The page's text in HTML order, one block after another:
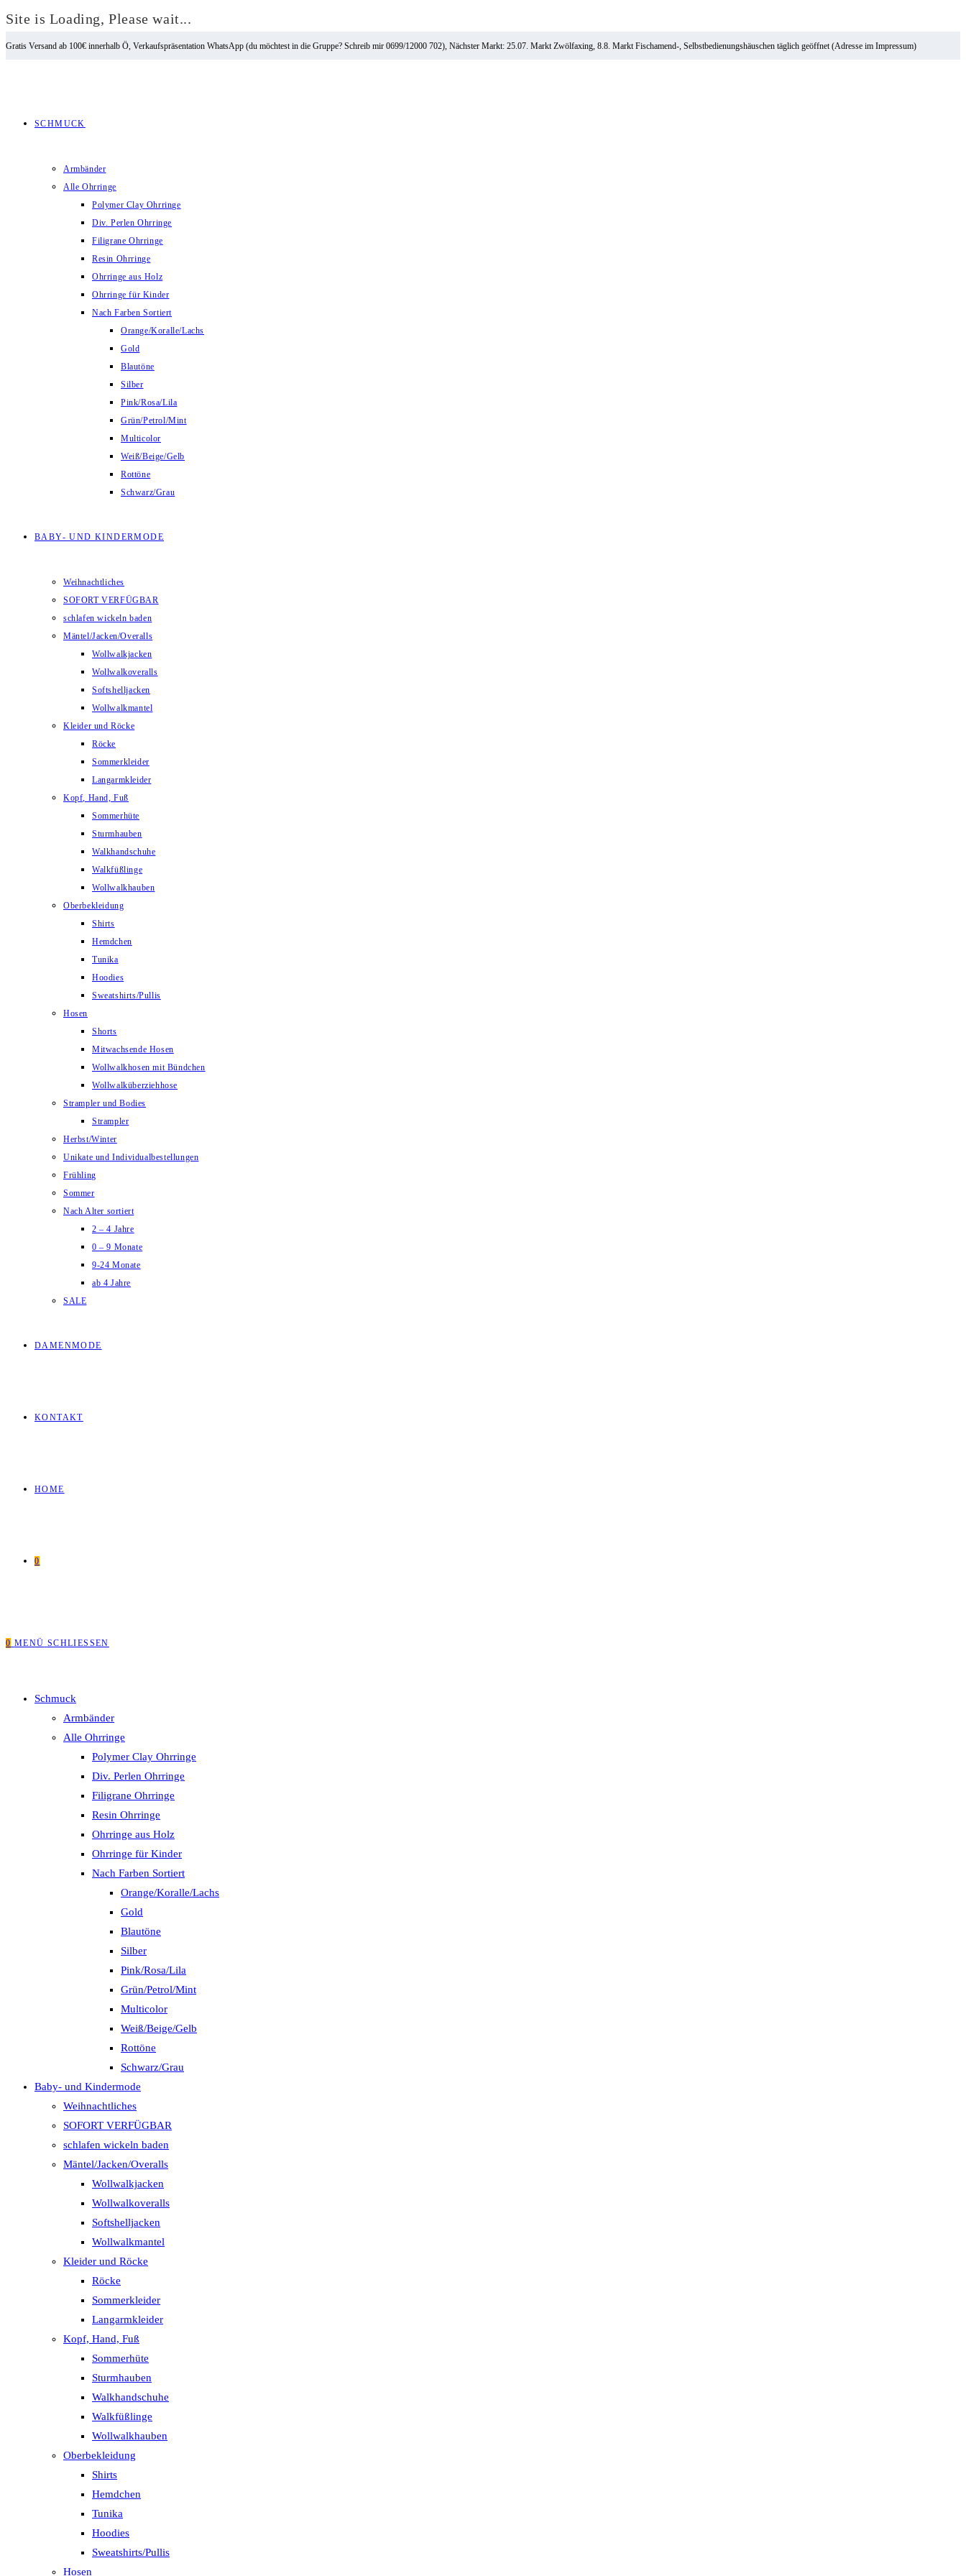
Site is Loading, Please wait...
Zum
Gratis Versand ab 100€ innerhalb Ö, Verkaufspräsentation WhatsApp (du möchtest in die Gruppe? Schreib mir 0699/12000 702), Nächster Markt: 25.07. Markt Zwölfaxing, 8.8. Markt Fischamend-, Selbstbedienungshäuschen täglich geöffnet (Adresse im Impressum)
SCHMUCK
Armbänder
Alle Ohrringe
Polymer Clay Ohrringe
Div. Perlen Ohrringe
Filigrane Ohrringe
Resin Ohrringe
Ohrringe aus Holz
Ohrringe für Kinder
Nach Farben Sortiert
Orange/Koralle/Lachs
Gold
Blautöne
Silber
Pink/Rosa/Lila
Grün/Petrol/Mint
Multicolor
Weiß/Beige/Gelb
Rottöne
Schwarz/Grau
BABY- UND KINDERMODE
Weihnachtliches
SOFORT VERFÜGBAR
schlafen wickeln baden
Mäntel/Jacken/Overalls
Wollwalkjacken
Wollwalkoveralls
Softshelljacken
Wollwalkmantel
Kleider und Röcke
Röcke
Sommerkleider
Langarmkleider
Kopf, Hand, Fuß
Sommerhüte
Sturmhauben
Walkhandschuhe
Walkfüßlinge
Wollwalkhauben
Oberbekleidung
Shirts
Hemdchen
Tunika
Hoodies
Sweatshirts/Pullis
Hosen
Shorts
Mitwachsende Hosen
Wollwalkhosen mit Bündchen
Wollwalküberziehhose
Strampler und Bodies
Strampler
Herbst/Winter
Unikate und Individualbestellungen
Frühling
Sommer
Nach Alter sortiert
2 – 4 Jahre
0 – 9 Monate
9-24 Monate
ab 4 Jahre
SALE
DAMENMODE
KONTAKT
HOME
0
0 MENÜ SCHLIESSEN
Schmuck
Armbänder
Alle Ohrringe
Polymer Clay Ohrringe
Div. Perlen Ohrringe
Filigrane Ohrringe
Resin Ohrringe
Ohrringe aus Holz
Ohrringe für Kinder
Nach Farben Sortiert
Orange/Koralle/Lachs
Gold
Blautöne
Silber
Pink/Rosa/Lila
Grün/Petrol/Mint
Multicolor
Weiß/Beige/Gelb
Rottöne
Schwarz/Grau
Baby- und Kindermode
Weihnachtliches
SOFORT VERFÜGBAR
schlafen wickeln baden
Mäntel/Jacken/Overalls
Wollwalkjacken
Wollwalkoveralls
Softshelljacken
Wollwalkmantel
Kleider und Röcke
Röcke
Sommerkleider
Langarmkleider
Kopf, Hand, Fuß
Sommerhüte
Sturmhauben
Walkhandschuhe
Walkfüßlinge
Wollwalkhauben
Oberbekleidung
Shirts
Hemdchen
Tunika
Hoodies
Sweatshirts/Pullis
Hosen